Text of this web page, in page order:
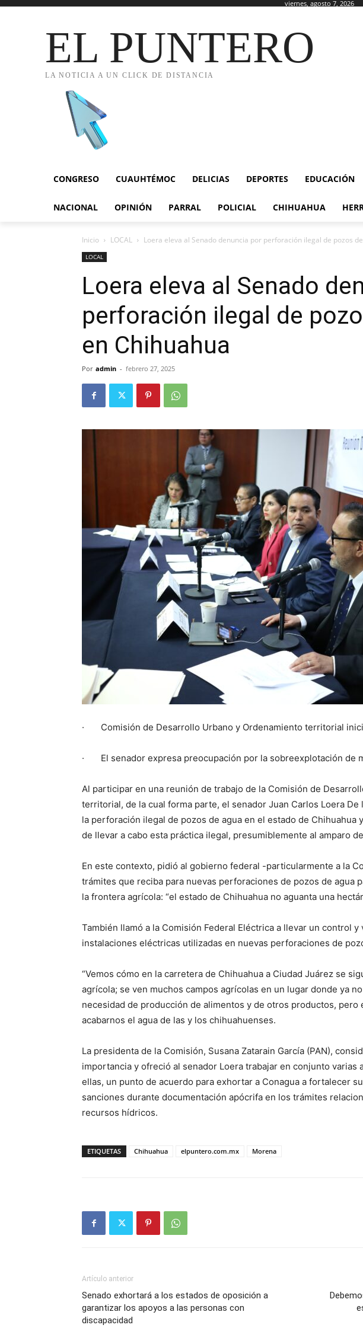
viernes, agosto 7, 2026
EL PUNTERO
LA NOTICIA A UN CLICK DE DISTANCIA
CONGRESO CUAUHTÉMOC DELICIAS DEPORTES EDUCACIÓN
NACIONAL OPINIÓN PARRAL POLICIAL CHIHUAHUA
Inicio LOCAL Loera eleva al Senado denuncia por perforación ilegal de pozos
LOCAL
Loera eleva al Senado
perforación ilegal de
en Chihuahua
Por admin - febrero 27, 2025
· Comisión de Desarrollo Urbano y Ordenamiento territorial
· El senador expresa preocupación por la sobreexplotación de
Al participar en una reunión de trabajo de la Comisión de
territorial, de la cual forma parte, el senador Juan Carlos Loera De
la perforación ilegal de pozos de agua en el estado de Chihuahua
de llevar a cabo esta práctica ilegal, presumiblemente al amparo
En este contexto, pidió al gobierno federal -particularmente a la
trámites que reciba para nuevas perforaciones de pozos de agua
la frontera agrícola: “el estado de Chihuahua no aguanta una
También llamó a la Comisión Federal Eléctrica a llevar un control
instalaciones eléctricas utilizadas en nuevas perforaciones de
“Vemos cómo en la carretera de Chihuahua a Ciudad Juárez se
agrícola; se ven muchos campos agrícolas en un lugar donde ya
necesidad de producción de alimentos y de otros productos, pero
acabarnos el agua de las y los chihuahuenses.
La presidenta de la Comisión, Susana Zatarain García (PAN),
importancia y ofreció al senador Loera trabajar en conjunto varias
ellas, un punto de acuerdo para exhortar a Conagua a fortalecer
sanciones durante documentación apócrifa en los trámites
recursos hídricos.
ETIQUETAS Chihuahua elpuntero.com.mx Morena
Artículo anterior
Senado exhortará a los estados de oposición a
garantizar los apoyos a las personas con
discapacidad